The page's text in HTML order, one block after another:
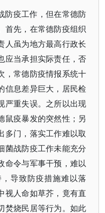
防疫工作，但在常德防
首先，在常德防疫组织
人虽为地方最高行政长
应当承担实际责任，否
，常德防疫情报系统十
信息差异巨大，居民检
严重失误。之所以出现
鼠疫暴发的突然性；另
多门，落实工作难以取
菌战防疫工作未能充分
命令与军事干预，难以
导致防疫措施难以落
视人命如草芥，竟有直
焚烧民居等行为。如此